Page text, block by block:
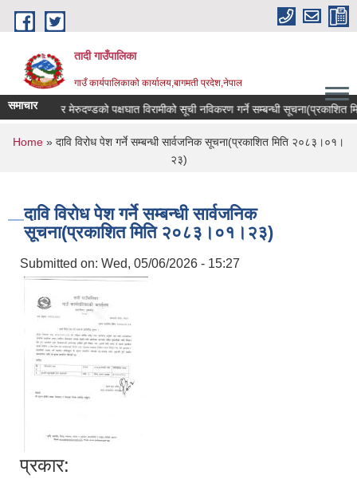
Skip to main content
तादी गाउँपालिका
गाउँ कार्यपालिकाको कार्यालय,बागमती प्रदेश,नेपाल
समाचाररोगी र मेरुदण्डको पक्षघात विरामीको सूची नविकरण गर्ने सम्बन्धी सूचना(प्रकाशित
You are here
Home » दावि विरोध पेश गर्ने सम्बन्धी सार्वजनिक सूचना(प्रकाशित मिति २०८३।०१।
२३)
दावि विरोध पेश गर्ने सम्बन्धी सार्वजनिक
सूचना(प्रकाशित मिति २०८३।०१।२३)
Submitted on: Wed, 05/06/2026 - 15:27
प्रकार: